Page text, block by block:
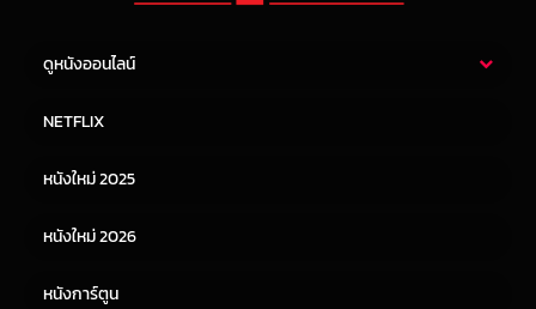
ดูหนังออนไลน์
หนังจีน
NETFLIX
หนังใหม่ 2025
หนังใหม่ 2026
หนังการ์ตูน